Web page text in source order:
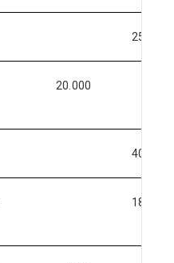
25.000
20.000
40.000
18.000